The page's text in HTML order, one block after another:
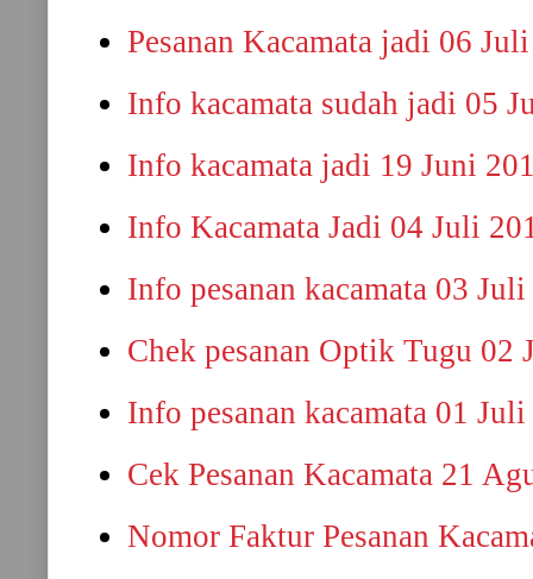
Pesanan Kacamata jadi 06
Info kacamata sudah jadi 05
Info kacamata jadi 19 Juni
Info Kacamata Jadi 04 Juli
Info pesanan kacamata 03
Chek pesanan Optik Tugu 02
Info pesanan kacamata 01
Cek Pesanan Kacamata 21
Nomor Faktur Pesanan